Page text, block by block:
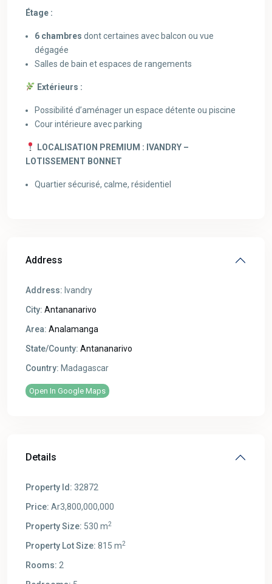
Étage :
6 chambres dont certaines avec balcon ou vue
dégagée
Salles de bain et espaces de rangements
Extérieurs :
Possibilité d’aménager un espace détente ou piscine
Cour intérieure avec parking
LOCALISATION PREMIUM : IVANDRY –
LOTISSEMENT BONNET
Quartier sécurisé, calme, résidentiel
Address
Address: Ivandry
City: Antananarivo
Area: Analamanga
State/County: Antananarivo
Country: Madagascar
Open In Google Maps
Details
Property Id: 32872
Price: Ar3,800,000,000
Property Size: 530 m2
Property Lot Size: 815 m2
Rooms: 2